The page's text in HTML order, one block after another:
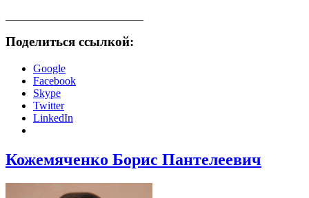
Поделиться ссылкой:
Google
Facebook
Skype
Twitter
LinkedIn
Кожемяченко Борис Пантелеевич